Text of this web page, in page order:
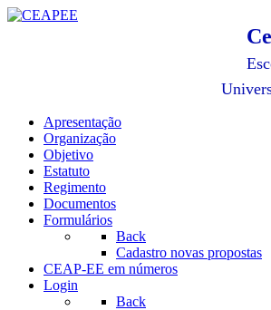
Apresentação
Organização
Objetivo
Estatuto
Regimento
Documentos
Formulários
Back
Cadastro novas propostas
CEAP-EE em números
Login
Back